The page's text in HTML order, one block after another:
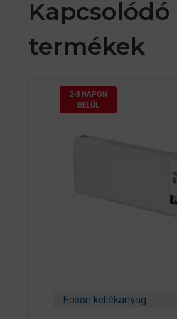
Kapcsolódó
termékek
2-3 NAPON
BELÜL
Epson kellékanyag